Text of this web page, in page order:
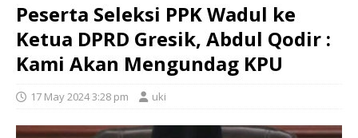
Peserta Seleksi PPK Wadul ke
Ketua DPRD Gresik, Abdul Qodir :
Kami Akan Mengundag KPU
17 May 2024 3:28 pm uki